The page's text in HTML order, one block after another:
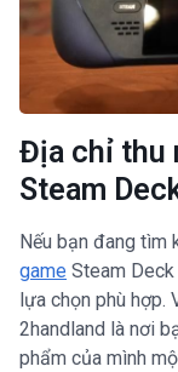
Địa chỉ thu
Steam
Nếu bạn đang tìm
game Steam
lựa chọn phù hợp.
2handland là nơi
phẩm của mình